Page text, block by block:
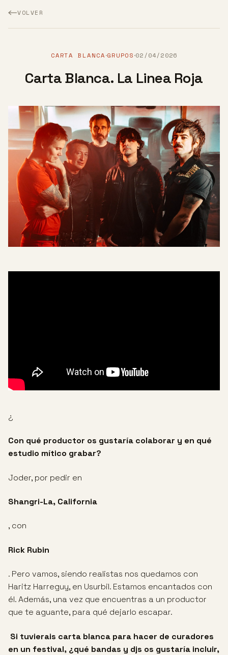
VOLVER
CARTA BLANCA·GRUPOS·02/04/2026
Carta Blanca. La Linea Roja
¿
Con qué productor os gustaría colaborar y en qué
estudio mítico grabar?
Joder, por pedir en
Shangri-La, California
, con
Rick Rubin
. Pero vamos, siendo realistas nos quedamos con
Haritz Harreguy, en Usurbil. Estamos encantados con
él. Además, una vez que encuentras a un productor
que te aguante, para qué dejarlo escapar.
Si tuvierais carta blanca para hacer de curadores
en un festival, ¿qué bandas y djs os gustaría incluir,